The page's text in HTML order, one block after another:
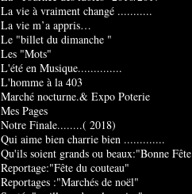
La vie à vraiment changé ...........
La vie m’a appris…
Le "billet du dimanche "
Les "Mots"
L'été en Musique..............
L'homme à la 403
Marché nocturne.& Expo Poterie
Mes Pages
Notre Finale........( 2018)
Qui aime bien charrie bien .............
Qu'ils soient grands ou beaux:"Bonne
Reportage:"Fête du couteau"
Reportages :"Marchés de noël"